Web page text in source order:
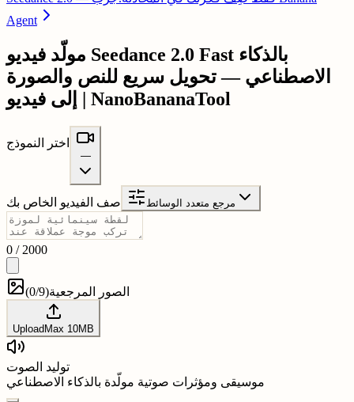
Agent
مولّد فيديو Seedance 2.0 Fast بالذكاء
الاصطناعي — تحويل سريع للنص والصورة
إلى فيديو | NanoBananaTool
اختر النموذج
—
صف الفيديو الخاص بك مرجع متعدد الوسائط
0 / 2000
الصور المرجعية(
0/9
)
UploadMax 10MB
توليد الصوت
موسيقى ومؤثرات صوتية مولّدة بالذكاء الاصطناعي